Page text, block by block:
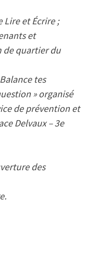
Lire et Écrire ;
et
de quartier du
tes
» organisé
de prévention et
Delvaux– 3e
des